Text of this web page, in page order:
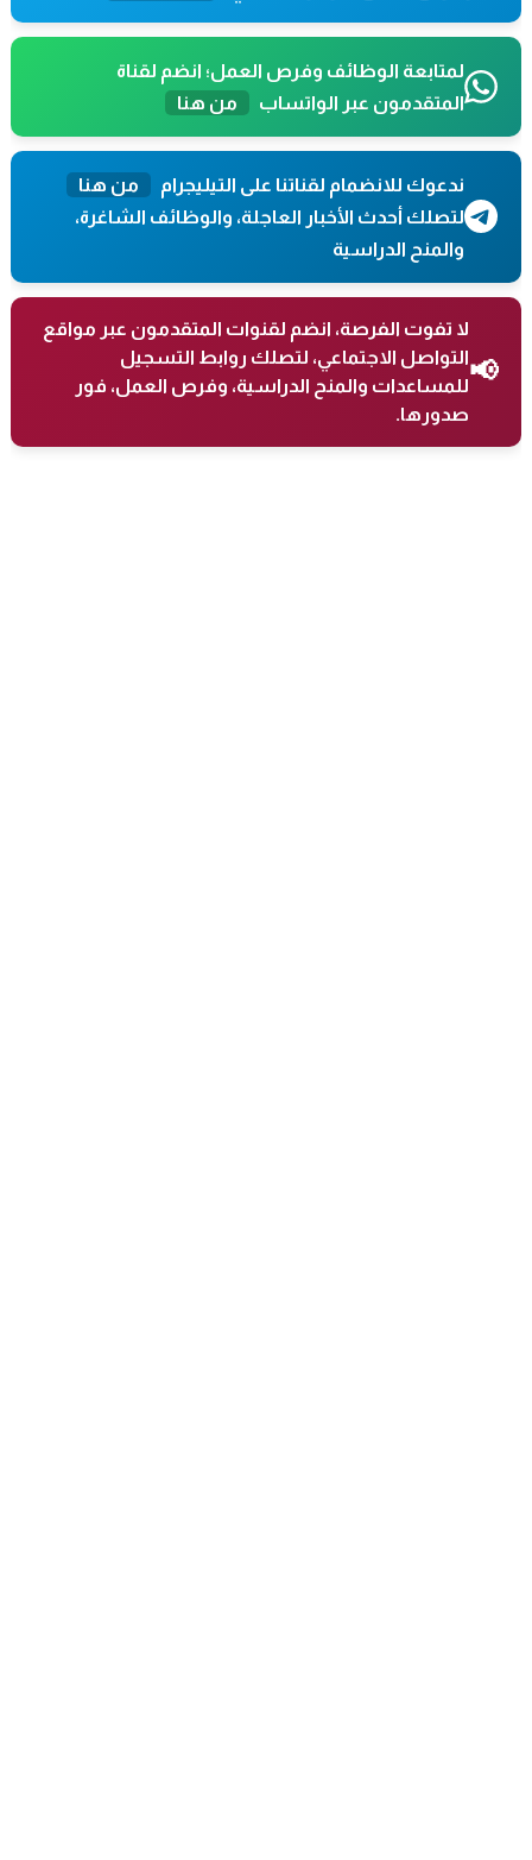
لمتابعة الوظائف وفرص العمل؛ انضم لقناة
المتقدمون عبر الواتساب
من هنا
ندعوك للانضمام لقناتنا على التيليجرام
من هنا
لتصلك أحدث الأخبار العاجلة، والوظائف الشاغرة،
والمنح الدراسية
📢
لا تفوت الفرصة، انضم لقنوات المتقدمون عبر مواقع
التواصل الاجتماعي، لتصلك روابط التسجيل
للمساعدات والمنح الدراسية، وفرص العمل، فور
صدورها.